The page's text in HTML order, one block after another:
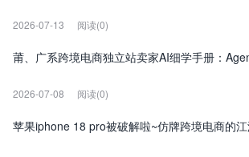
2026-07-13 阅读(0)
莆、广系跨境电商独立站卖家AI细学手册：
2026-07-08 阅读(0)
苹果iphone 18 pro被破解啦~仿牌跨境电商的江